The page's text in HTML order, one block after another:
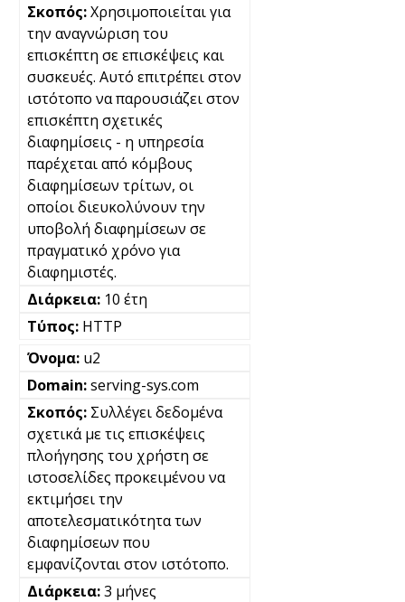
Χρησιμοποιείται για
την αναγνώριση του
επισκέπτη σε επισκέψεις και
συσκευές. Αυτό επιτρέπει στον
ιστότοπο να παρουσιάζει στον
επισκέπτη σχετικές
διαφημίσεις - η υπηρεσία
παρέχεται από κόμβους
διαφημίσεων τρίτων, οι
οποίοι διευκολύνουν την
υποβολή διαφημίσεων σε
πραγματικό χρόνο για
διαφημιστές.
10 έτη
HTTP
u2
serving-sys.com
Συλλέγει δεδομένα
σχετικά με τις επισκέψεις
πλοήγησης του χρήστη σε
ιστοσελίδες προκειμένου να
εκτιμήσει την
αποτελεσματικότητα των
διαφημίσεων που
εμφανίζονται στον ιστότοπο.
3 μήνες